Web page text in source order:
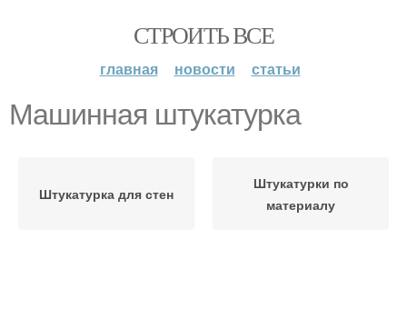
СТРОИТЬ ВСЕ
главная новости статьи
Машинная штукатурка
Штукатурка для стен
Штукатурки по
материалу